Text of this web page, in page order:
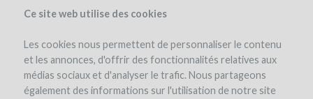
Ce site web utilise des cookies
Les cookies nous permettent de personnaliser le contenu
et les annonces, d'offrir des fonctionnalités relatives aux
médias sociaux et d'analyser le trafic. Nous partageons
également des informations sur l'utilisation de notre site